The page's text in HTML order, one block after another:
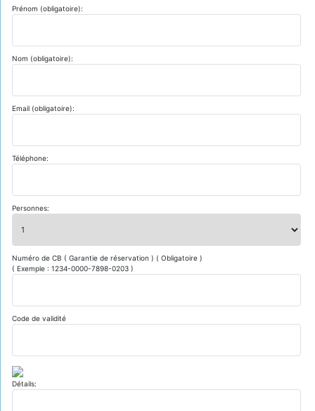
Prénom (obligatoire):
Nom (obligatoire):
Email (obligatoire):
Téléphone:
Personnes:
Numéro de CB ( Garantie de réservation ) ( Obligatoire )
( Exemple : 1234-0000-7898-0203 )
Code de validité
Détails: